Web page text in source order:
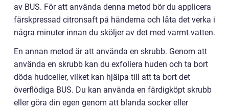
av BUS. För att använda denna metod bör du applicera
färskpressad citronsaft på händerna och låta det verka i
några minuter innan du sköljer av det med varmt vatten.
En annan metod är att använda en skrubb. Genom att
använda en skrubb kan du exfoliera huden och ta bort
döda hudceller, vilket kan hjälpa till att ta bort det
överflödiga BUS. Du kan använda en färdigköpt skrubb
eller göra din egen genom att blanda socker eller